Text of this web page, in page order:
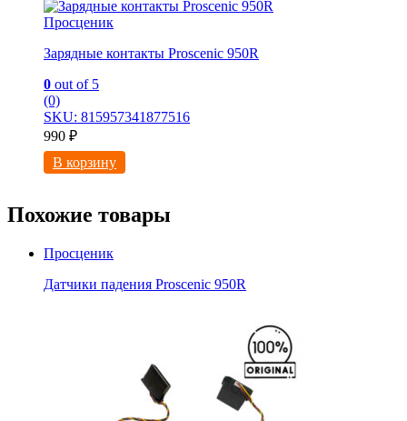
Просценик
Зарядные контакты Proscenic 950R
0 out of 5
(0)
SKU: 815957341877516
990 ₽
В корзину
Похожие товары
Просценик
Датчики падения Proscenic 950R